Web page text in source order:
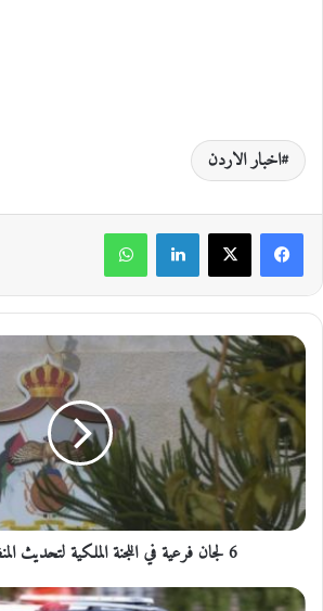
اخبار الاردن
6
ل
ج
ا
ف
ر
ع
ي
ي
6 لجان فرعية في اللجنة الملكية لتحديث المنظومة السياسية
ك